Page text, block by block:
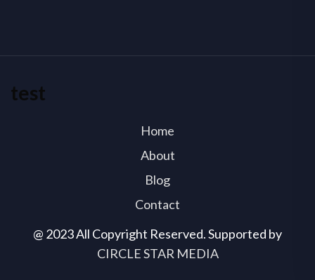
@ 2023 All Copyright Reserved. Supported by
CIRCLE STAR MEDIA
test
Home
About
Blog
Contact